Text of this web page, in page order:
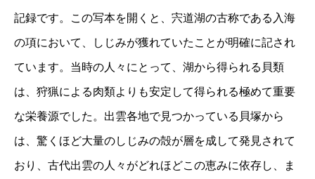
記録です。この写本を開くと、宍道湖の古称である入海
の項において、しじみが獲れていたことが明確に記され
ています。当時の人々にとって、湖から得られる貝類
は、狩猟による肉類よりも安定して得られる極めて重要
な栄養源でした。出雲各地で見つかっている貝塚から
は、驚くほど大量のしじみの殻が層を成して発見されて
おり、古代出雲の人々がどれほどこの恵みに依存し、ま